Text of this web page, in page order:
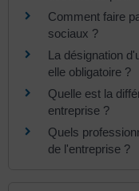
Comment faire
sociaux ?
La désignation
elle obligatoire ?
Quelle est la
entreprise ?
Quels
de l'entreprise ?